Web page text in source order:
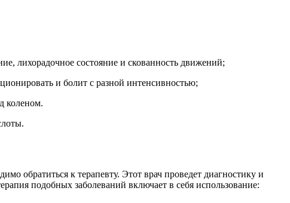
лихорадочное состояние и скованность движений;
и болит с разной интенсивностью;
коленом.
обратиться к терапевту. Этот врач проведет диагностику и
подобных заболеваний включает в себя использование: